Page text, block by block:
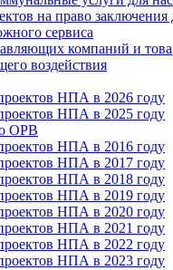
на право
сервиса
компаний и
воздействия
НПА в 2026 году
НПА в 2025 году
ОРВ
НПА в 2016 году
НПА в 2017 году
НПА в 2018 году
НПА в 2019 году
НПА в 2020 году
НПА в 2021 году
НПА в 2022 году
НПА в 2023 году